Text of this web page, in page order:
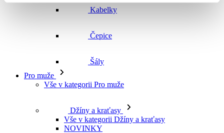
Kabelky
Čepice
Šály
Pro muže
Vše v kategorii Pro muže
Džíny a kraťasy
Vše v kategorii Džíny a kraťasy
NOVINKY